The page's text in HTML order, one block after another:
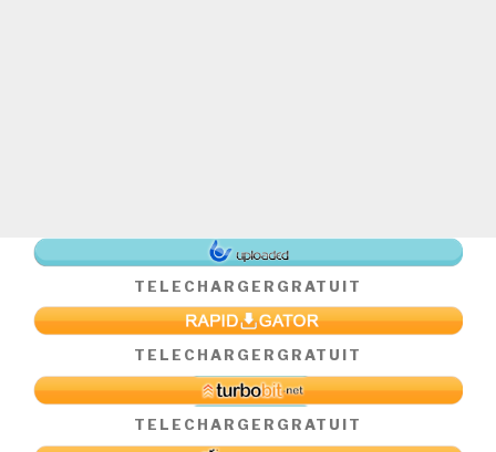
TELECHARGER GRATUIT
TELECHARGER GRATUIT
TELECHARGER GRATUIT